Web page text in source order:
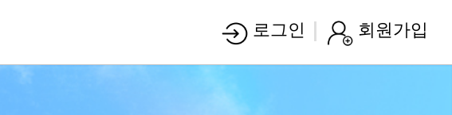
로그인 회원가입